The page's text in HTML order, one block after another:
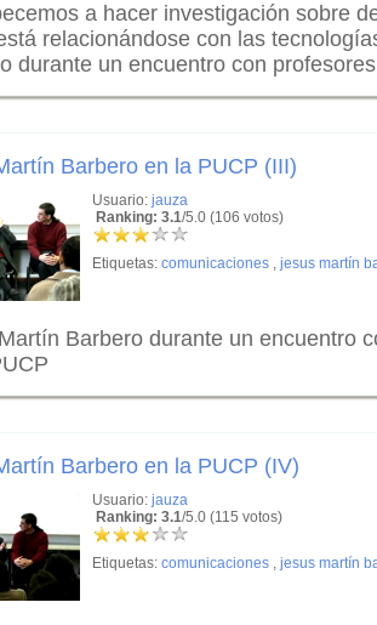
a hacer investigación sobre
relacionándose con las
durante un encuentro con
Barbero en la PUCP (III)
Usuario: jauza
Ranking: 3.1/5.0 (106 votos)
Etiquetas: comunicaciones , jesus martín
Barbero durante un encuentro
Barbero en la PUCP (IV)
Usuario: jauza
Ranking: 3.1/5.0 (115 votos)
Etiquetas: comunicaciones , jesus martín